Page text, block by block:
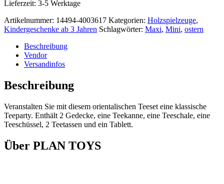
Lieferzeit: 3-5 Werktage
Artikelnummer: 14494-4003617 Kategorien: Holzspielzeuge,
Kindergeschenke ab 3 Jahren Schlagwörter: Maxi, Mini, ostern
Beschreibung
Vendor
Versandinfos
Beschreibung
Veranstalten Sie mit diesem orientalischen Teeset eine klassische
Teeparty. Enthält 2 Gedecke, eine Teekanne, eine Teeschale, eine
Teeschüssel, 2 Teetassen und ein Tablett.
Über PLAN TOYS